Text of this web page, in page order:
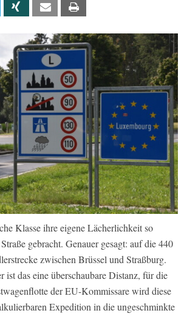
Linkedin Xing Email
Klasse ihre eigene Lächerlichkeit so
gebracht. Genauer gesagt: auf die 440
zwischen Brüssel und Straßburg.
ist das eine überschaubare Distanz, für die
der EU-Kommissare wird diese
Expedition in die ungeschminkte